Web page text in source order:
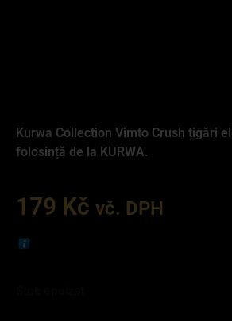
Kurwa Collection Vimto Crush țigări
folosință de la KURWA.
179 Kč vč. DPH